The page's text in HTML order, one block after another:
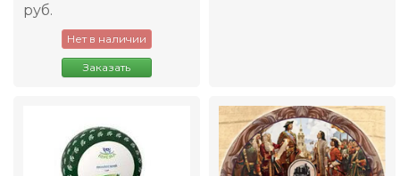
руб.
Нет в наличии
Заказать